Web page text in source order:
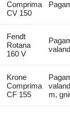
Comprima
CV 150
Fendt
Rotana
160 V
Krone
Comprima
CF 155
m,